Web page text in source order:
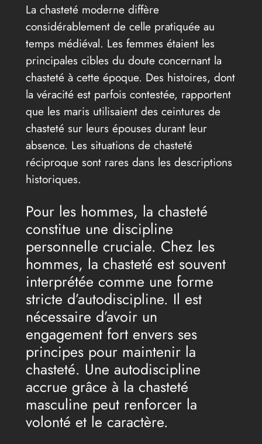
La chasteté moderne diffère
considérablement de celle pratiquée au
temps médiéval. Les femmes étaient les
principales cibles du doute concernant la
chasteté à cette époque. Des histoires, dont
la véracité est parfois contestée, rapportent
que les maris utilisaient des ceintures de
chasteté sur leurs épouses durant leur
absence. Les situations de chasteté
réciproque sont rares dans les descriptions
historiques.
Pour les hommes, la chasteté
constitue une discipline
personnelle cruciale. Chez les
hommes, la chasteté est souvent
interprétée comme une forme
stricte d’autodiscipline. Il est
nécessaire d’avoir un
engagement fort envers ses
principes pour maintenir la
chasteté. Une autodiscipline
accrue grâce à la chasteté
masculine peut renforcer la
volonté et le caractère.